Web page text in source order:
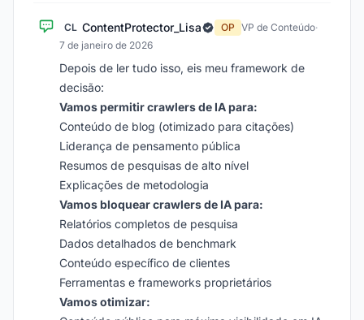
CL ContentProtector_Lisa OP VP de Conteúdo·
7 de janeiro de 2026
Depois de ler tudo isso, eis meu framework de
decisão:
Vamos permitir crawlers de IA para:
Conteúdo de blog (otimizado para citações)
Liderança de pensamento pública
Resumos de pesquisas de alto nível
Explicações de metodologia
Vamos bloquear crawlers de IA para:
Relatórios completos de pesquisa
Dados detalhados de benchmark
Conteúdo específico de clientes
Ferramentas e frameworks proprietários
Vamos otimizar: